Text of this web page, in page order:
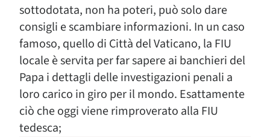
sottodotata, non ha poteri, può solo dare
consigli e scambiare informazioni. In un caso
famoso, quello di Città del Vaticano, la FIU
locale è servita per far sapere ai banchieri del
Papa i dettagli delle investigazioni penali a
loro carico in giro per il mondo. Esattamente
ciò che oggi viene rimproverato alla FIU
tedesca;